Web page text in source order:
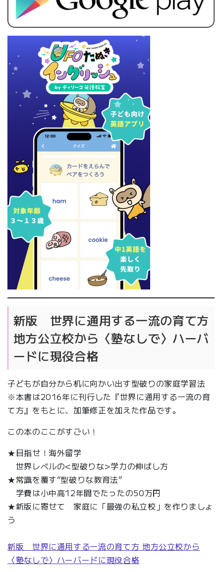
新版 世界に通用する一流の育て方
地方公立校から〈塾なしで〉ハーバ
ードに現役合格
子どもが自分から机に向かい出す型破りの家庭学習法
※本書は2016年に刊行した『世界に通用する一流の育
て方』をもとに、加筆修正を加えた作品です。
この本のここがすごい！
★目指せ！海外留学
世界レベルの<型破りな>学力の伸ばし方
★常識を覆す“型破りな教育法”
学費は小中高12年間でたったの50万円
★新版に寄せて 家庭に「最強の私立校」を作りましょ
う
新版 世界に通用する一流の育て方 地方公立校から
〈塾なしで〉ハーバードに現役合格